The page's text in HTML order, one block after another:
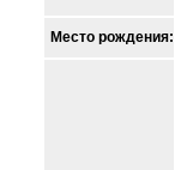
Место рождения: